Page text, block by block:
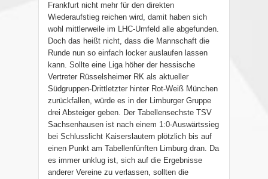
Frankfurt nicht mehr für den direkten
Wiederaufstieg reichen wird, damit haben sich
wohl mittlerweile im LHC-Umfeld alle abgefunden.
Doch das heißt nicht, dass die Mannschaft die
Runde nun so einfach locker auslaufen lassen
kann. Sollte eine Liga höher der hessische
Vertreter Rüsselsheimer RK als aktueller
Südgruppen-Drittletzter hinter Rot-Weiß München
zurückfallen, würde es in der Limburger Gruppe
drei Absteiger geben. Der Tabellensechste TSV
Sachsenhausen ist nach einem 1:0-Auswärtssieg
bei Schlusslicht Kaiserslautern plötzlich bis auf
einen Punkt am Tabellenfünften Limburg dran. Da
es immer unklug ist, sich auf die Ergebnisse
anderer Vereine zu verlassen, sollten die